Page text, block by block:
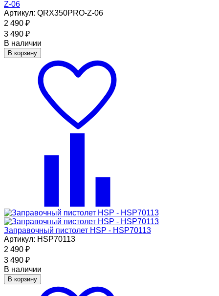
Z-06
Артикул: QRX350PRO-Z-06
2 490 ₽
3 490 ₽
В наличии
В корзину
Заправочный пистолет HSP - HSP70113
Артикул: HSP70113
2 490 ₽
3 490 ₽
В наличии
В корзину